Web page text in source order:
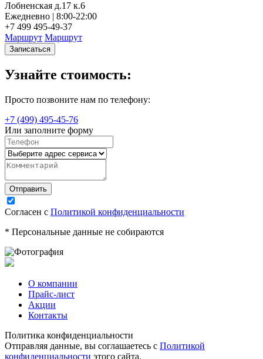
Лобненская д.17 к.6
Ежедневно | 8:00-22:00
+7 499 495-49-37
Маршрут Маршрут
Записаться
Узнайте стоимость:
Просто позвоните нам по телефону:
+7 (499) 495-45-76
Или заполните форму
Согласен с Политикой конфиденциальности
* Персональные данные не собираются
О компании
Прайс-лист
Акции
Контакты
Политика конфиденциальности
Отправляя данные, вы соглашаетесь с Политикой
конфиденциальности этого сайта.